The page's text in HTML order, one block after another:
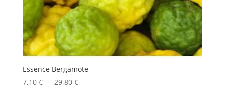
Essence Bergamote
7,10 € – 29,80 €Plage